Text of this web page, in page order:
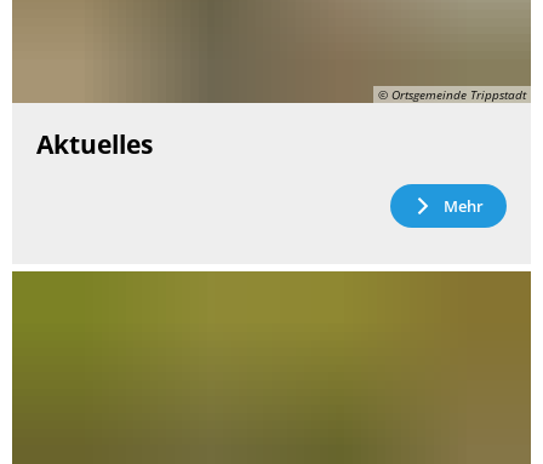
© Ortsgemeinde Trippstadt
Aktuelles
Mehr